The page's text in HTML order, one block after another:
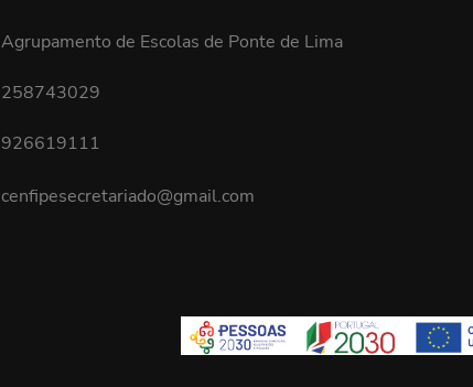
Agrupamento de Escolas de Ponte de Lima
258743029
926619111
cenfipesecretariado@gmail.com